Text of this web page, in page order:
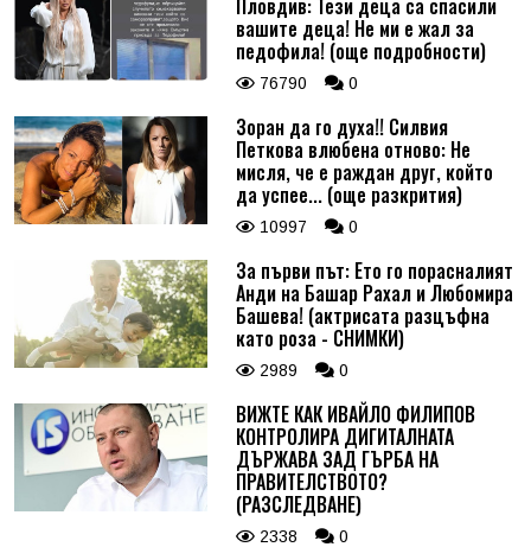
вашите деца! Не ми е жал за
педофила! (още подробности)
76790 0
Зоран да го духа!! Силвия
Петкова влюбена отново: Не
мисля, че е раждан друг, който
да успее... (още разкрития)
10997 0
За първи път: Ето го порасналият
Анди на Башар Рахал и Любомира
Башева! (актрисата разцъфна
като роза - СНИМКИ)
2989 0
ВИЖТЕ КАК ИВАЙЛО ФИЛИПОВ
КОНТРОЛИРА ДИГИТАЛНАТА
ДЪРЖАВА ЗАД ГЪРБА НА
ПРАВИТЕЛСТВОТО?
(РАЗСЛЕДВАНЕ)
2338 0